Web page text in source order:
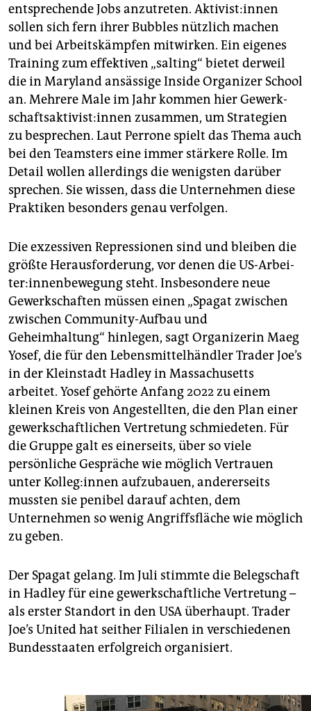
entsprechende Jobs anzutreten. Ak­ti­vis­t:in­nen
sollen sich fern ihrer Bubbles nützlich machen
und bei Arbeitskämpfen mitwirken. Ein eigenes
Training zum effektiven „salting“ bietet derweil
die in Maryland ansässige Inside Organizer School
an. Mehrere Male im Jahr kommen hier Ge­werk­
schafts­ak­ti­vis­t:in­nen zusammen, um Strategien
zu besprechen. Laut Perrone spielt das Thema auch
bei den Teamsters eine immer stärkere Rolle. Im
Detail wollen allerdings die wenigsten darüber
sprechen. Sie wissen, dass die Unternehmen diese
Praktiken besonders genau verfolgen.
Die exzessiven Repressionen sind und bleiben die
größte Herausforderung, vor denen die US-Ar­bei­
ter:in­nen­bewegung steht. Insbesondere neue
Gewerkschaften müssen einen „Spagat zwischen
zwischen Community-Aufbau und
Geheimhaltung“ hinlegen, sagt Organizerin Maeg
Yosef, die für den Lebensmittelhändler Trader Joe’s
in der Kleinstadt Hadley in Massachusetts
arbeitet. Yosef gehörte Anfang 2022 zu einem
kleinen Kreis von Angestellten, die den Plan einer
gewerkschaftlichen Vertretung schmiedeten. Für
die Gruppe galt es einerseits, über so viele
persönliche Gespräche wie möglich Vertrauen
unter Kol­le­g:in­nen aufzubauen, andererseits
mussten sie penibel darauf achten, dem
Unternehmen so wenig Angriffsfläche wie möglich
zu geben.
Der Spagat gelang. Im Juli stimmte die Belegschaft
in Hadley für eine gewerkschaftliche Vertretung –
als erster Standort in den USA überhaupt. Trader
Joe’s United hat seither Filialen in verschiedenen
Bundesstaaten erfolgreich organisiert.